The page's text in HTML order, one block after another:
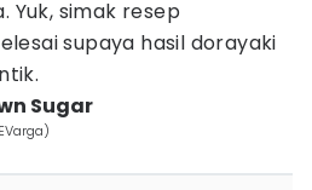
Yuk, simak resep
supaya hasil dorayaki
Sugar